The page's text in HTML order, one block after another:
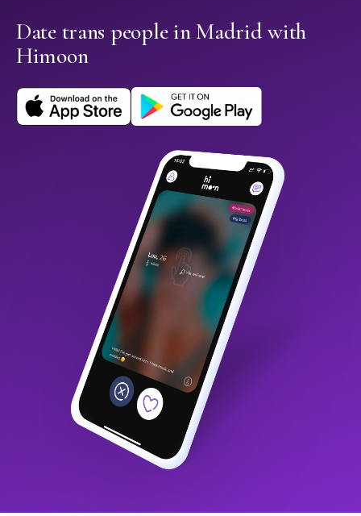
Date trans people in Madrid with
Himoon